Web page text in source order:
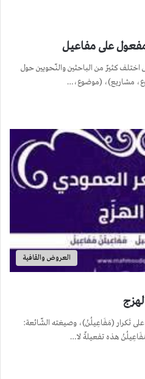
على مفاعيل
كثيرٌ من الباحثين والنّحويين حول
مشاريع)، (موضوع،…
العروض والقافية
على تَكرار (مَفَاعِيلُنْ)، وصيغته الشّائعة:
هذه تفعيلةٌ لا…